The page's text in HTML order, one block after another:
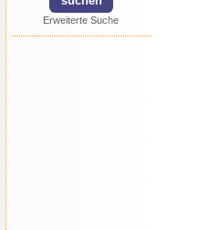
Erweiterte Suche